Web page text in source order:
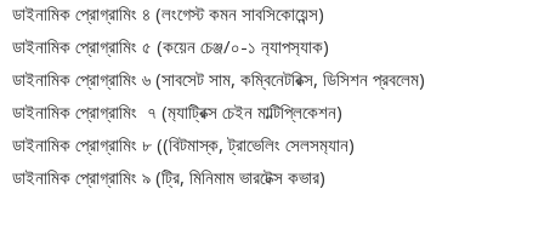
ডাইনামিক প্রোগ্রামিং ৪ (লংগেস্ট কমন সাবসিকোয়েন্স)
ডাইনামিক প্রোগ্রামিং ৫ (কয়েন চেঞ্জ/০-১ ন‍্যাপস‍্যাক)
ডাইনামিক প্রোগ্রামিং ৬ (সাবসেট সাম, কম্বিনেটরিক্স, ডিসিশন প্রবলেম)
ডাইনামিক প্রোগ্রামিং ৭ (ম‍্যাট্রিক্স চেইন মাল্টিপ্লিকেশন)
ডাইনামিক প্রোগ্রামিং ৮ ((বিটমাস্ক, ট্রাভেলিং সেলসম‍্যান)
ডাইনামিক প্রোগ্রামিং ৯ (ট্রি, মিনিমাম ভারটেক্স কভার)